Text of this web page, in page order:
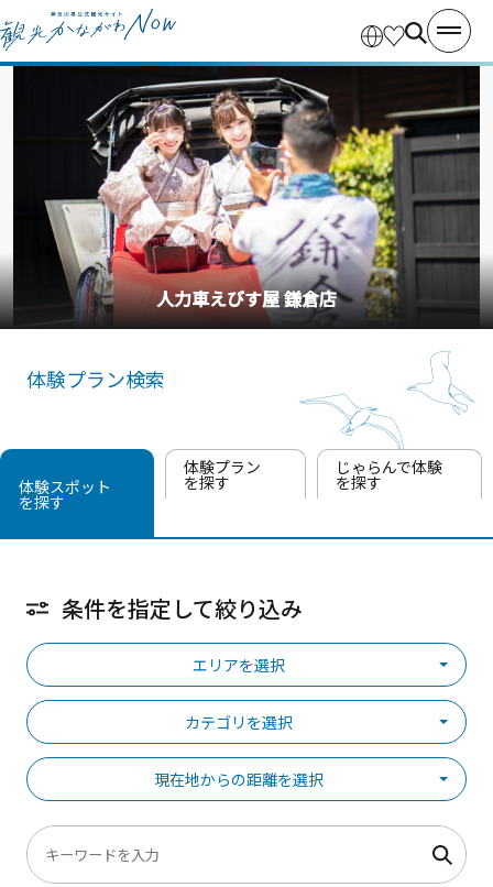
釣り船・丸十丸
体験プラン検索
体験スポット
を探す
体験プラン
を探す
じゃらんで体験
を探す
条件を指定して絞り込み
エリアを選択
カテゴリを選択
現在地からの距離を選択